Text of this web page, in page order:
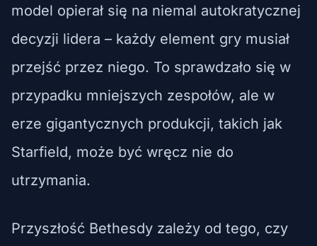
model opierał się na niemal autokratycznej
decyzji lidera – każdy element gry musiał
przejść przez niego. To sprawdzało się w
przypadku mniejszych zespołów, ale w
erze gigantycznych produkcji, takich jak
Starfield, może być wręcz nie do
utrzymania.
Przyszłość Bethesdy zależy od tego, czy